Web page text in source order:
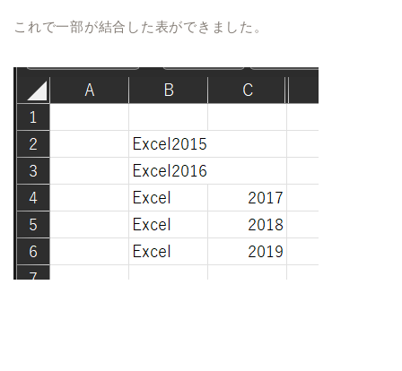
これで一部が結合した表ができました。